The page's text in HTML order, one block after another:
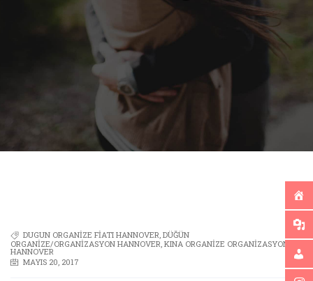
DUGUN ORGANIZE FIATI HANNOVER, DÜĞÜN
ORGANIZE/ORGANIZASYON HANNOVER KINA ORGANIZE ORGANIZASYON
HANNOVER
MAYIS 20, 2017